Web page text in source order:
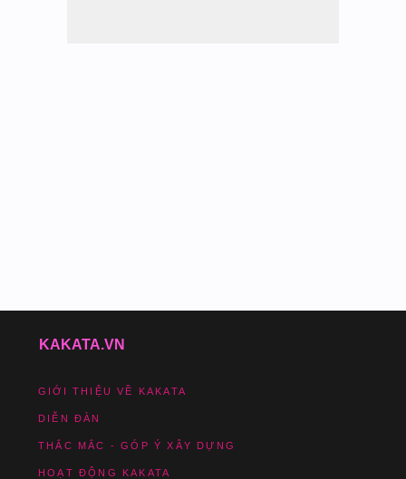
KAKATA.VN
GIỚI THIỆU VỀ KAKATA
DIỄN ĐÀN
THẮC MẮC - GÓP Ý XÂY DỰNG
HOẠT ĐỘNG KAKATA